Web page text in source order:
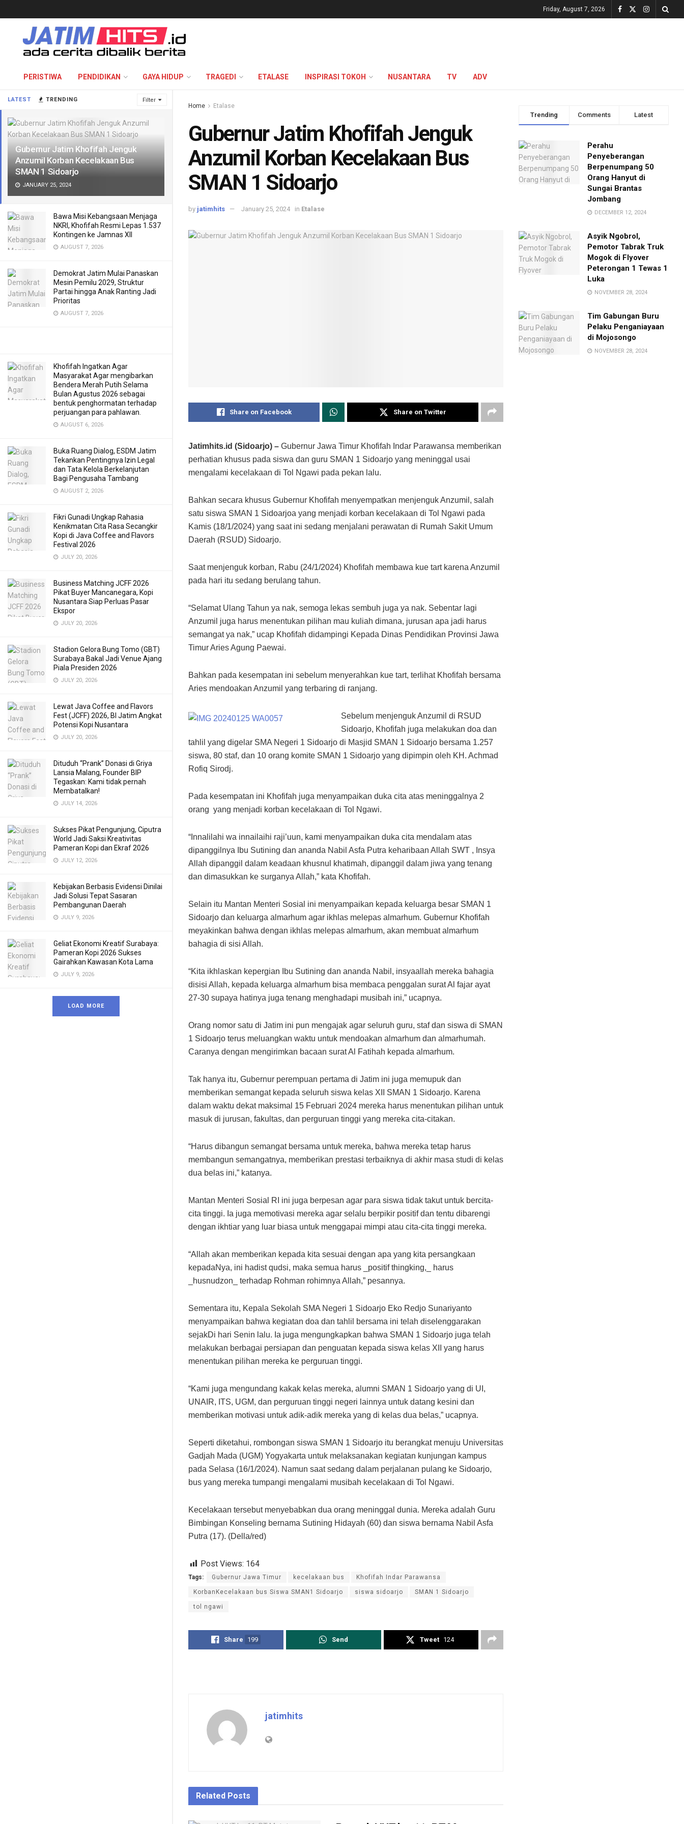
LATEST TRENDING Filter
Gubernur Jatim Khofifah Jenguk
Anzumil Korban Kecelakaan Bus
SMAN 1 Sidoarjo
JANUARY 25, 2024
Bawa Misi Kebangsaan Menjaga
NKRI, Khofifah Resmi Lepas 1.537
Kontingen ke Jamnas XII
AUGUST 7, 2026
Demokrat Jatim Mulai Panaskan
Mesin Pemilu 2029, Struktur
Partai hingga Anak Ranting Jadi
Prioritas
AUGUST 7, 2026
Khofifah Ingatkan Agar
Masyarakat Agar mengibarkan
Bendera Merah Putih Selama
Bulan Agustus 2026 sebagai
bentuk penghormatan terhadap
perjuangan para pahlawan.
AUGUST 6, 2026
Buka Ruang Dialog, ESDM Jatim
Tekankan Pentingnya Izin Legal
dan Tata Kelola Berkelanjutan
Bagi Pengusaha Tambang
AUGUST 2, 2026
Fikri Gunadi Ungkap Rahasia
Kenikmatan Cita Rasa Secangkir
Kopi di Java Coffee and Flavors
Festival 2026
JULY 20, 2026
Business Matching JCFF 2026
Pikat Buyer Mancanegara, Kopi
Nusantara Siap Perluas Pasar
Ekspor
JULY 20, 2026
Stadion Gelora Bung Tomo (GBT)
Surabaya Bakal Jadi Venue Ajang
Piala Presiden 2026
JULY 20, 2026
Lewat Java Coffee and Flavors
Fest (JCFF) 2026, BI Jatim Angkat
Potensi Kopi Nusantara
JULY 20, 2026
Dituduh “Prank” Donasi di Griya
Lansia Malang, Founder BIP
Tegaskan: Kami tidak pernah
Membatalkan!
JULY 14, 2026
Sukses Pikat Pengunjung, Ciputra
World Jadi Saksi Kreativitas
Pameran Kopi dan Ekraf 2026
JULY 12, 2026
Kebijakan Berbasis Evidensi Dinilai
Jadi Solusi Tepat Sasaran
Pembangunan Daerah
JULY 9, 2026
Geliat Ekonomi Kreatif Surabaya:
Pameran Kopi 2026 Sukses
Gairahkan Kawasan Kota Lama
JULY 9, 2026
LOAD MORE
Friday, August 7, 2026
PERISTIWA PENDIDIKAN GAYA HIDUP TRAGEDI ETALASE INSPIRASI TOKOH NUSANTARA TV ADV
Home Etalase
Gubernur Jatim Khofifah Jenguk
Anzumil Korban Kecelakaan Bus
SMAN 1 Sidoarjo
by jatimhits January 25, 2024 in Etalase
Share on Facebook Share on Twitter
Jatimhits.id (Sidoarjo) – Gubernur Jawa Timur Khofifah Indar Parawansa memberikan
perhatian khusus pada siswa dan guru SMAN 1 Sidoarjo yang meninggal usai
mengalami kecelakaan di Tol Ngawi pada pekan lalu.
Bahkan secara khusus Gubernur Khofifah menyempatkan menjenguk Anzumil, salah
satu siswa SMAN 1 Sidoarjoa yang menjadi korban kecelakaan di Tol Ngawi pada
Kamis (18/1/2024) yang saat ini sedang menjalani perawatan di Rumah Sakit Umum
Daerah (RSUD) Sidoarjo.
Saat menjenguk korban, Rabu (24/1/2024) Khofifah membawa kue tart karena Anzumil
pada hari itu sedang berulang tahun.
“Selamat Ulang Tahun ya nak, semoga lekas sembuh juga ya nak. Sebentar lagi
Anzumil juga harus menentukan pilihan mau kuliah dimana, jurusan apa jadi harus
semangat ya nak,” ucap Khofifah didampingi Kepada Dinas Pendidikan Provinsi Jawa
Timur Aries Agung Paewai.
Bahkan pada kesempatan ini sebelum menyerahkan kue tart, terlihat Khofifah bersama
Aries mendoakan Anzumil yang terbaring di ranjang.
Sebelum menjenguk Anzumil di RSUD
Sidoarjo, Khofifah juga melakukan doa dan
tahlil yang digelar SMA Negeri 1 Sidoarjo di Masjid SMAN 1 Sidoarjo bersama 1.257
siswa, 80 staf, dan 10 orang komite SMAN 1 Sidoarjo yang dipimpin oleh KH. Achmad
Rofiq Sirodj.
Pada kesempatan ini Khofifah juga menyampaikan duka cita atas meninggalnya 2
orang yang menjadi korban kecelakaan di Tol Ngawi.
“Innalilahi wa innailaihi raji’uun, kami menyampaikan duka cita mendalam atas
dipanggilnya Ibu Sutining dan ananda Nabil Asfa Putra keharibaan Allah SWT , Insya
Allah dipanggil dalam keadaan khusnul khatimah, dipanggil dalam jiwa yang tenang
dan dimasukkan ke surganya Allah,” kata Khofifah.
Selain itu Mantan Menteri Sosial ini menyampaikan kepada keluarga besar SMAN 1
Sidoarjo dan keluarga almarhum agar ikhlas melepas almarhum. Gubernur Khofifah
meyakinkan bahwa dengan ikhlas melepas almarhum, akan membuat almarhum
bahagia di sisi Allah.
“Kita ikhlaskan kepergian Ibu Sutining dan ananda Nabil, insyaallah mereka bahagia
disisi Allah, kepada keluarga almarhum bisa membaca penggalan surat Al fajar ayat
27-30 supaya hatinya juga tenang menghadapi musibah ini,” ucapnya.
Orang nomor satu di Jatim ini pun mengajak agar seluruh guru, staf dan siswa di SMAN
1 Sidoarjo terus meluangkan waktu untuk mendoakan almarhum dan almarhumah.
Caranya dengan mengirimkan bacaan surat Al Fatihah kepada almarhum.
Tak hanya itu, Gubernur perempuan pertama di Jatim ini juga memupuk dan
memberikan semangat kepada seluruh siswa kelas XII SMAN 1 Sidoarjo. Karena
dalam waktu dekat maksimal 15 Februari 2024 mereka harus menentukan pilihan untuk
masuk di jurusan, fakultas, dan perguruan tinggi yang mereka cita-citakan.
“Harus dibangun semangat bersama untuk mereka, bahwa mereka tetap harus
membangun semangatnya, memberikan prestasi terbaiknya di akhir masa studi di kelas
dua belas ini,” katanya.
Mantan Menteri Sosial RI ini juga berpesan agar para siswa tidak takut untuk bercita-
cita tinggi. Ia juga memotivasi mereka agar selalu berpikir positif dan tentu dibarengi
dengan ikhtiar yang luar biasa untuk menggapai mimpi atau cita-cita tinggi mereka.
“Allah akan memberikan kepada kita sesuai dengan apa yang kita persangkaan
kepadaNya, ini hadist qudsi, maka semua harus _positif thingking,_ harus
_husnudzon_ terhadap Rohman rohimnya Allah,” pesannya.
Sementara itu, Kepala Sekolah SMA Negeri 1 Sidoarjo Eko Redjo Sunariyanto
menyampaikan bahwa kegiatan doa dan tahlil bersama ini telah diselenggarakan
sejakDi hari Senin lalu. Ia juga mengungkapkan bahwa SMAN 1 Sidoarjo juga telah
melakukan berbagai persiapan dan penguatan kepada siswa kelas XII yang harus
menentukan pilihan mereka ke perguruan tinggi.
“Kami juga mengundang kakak kelas mereka, alumni SMAN 1 Sidoarjo yang di UI,
UNAIR, ITS, UGM, dan perguruan tinggi negeri lainnya untuk datang kesini dan
memberikan motivasi untuk adik-adik mereka yang di kelas dua belas,” ucapnya.
Seperti diketahui, rombongan siswa SMAN 1 Sidoarjo itu berangkat menuju Universitas
Gadjah Mada (UGM) Yogyakarta untuk melaksanakan kegiatan kunjungan kampus
pada Selasa (16/1/2024). Namun saat sedang dalam perjalanan pulang ke Sidoarjo,
bus yang mereka tumpangi mengalami musibah kecelakaan di Tol Ngawi.
Kecelakaan tersebut menyebabkan dua orang meninggal dunia. Mereka adalah Guru
Bimbingan Konseling bernama Sutining Hidayah (60) dan siswa bernama Nabil Asfa
Putra (17). (Della/red)
Post Views: 164
Tags: Gubernur Jawa Timur kecelakaan bus Khofifah Indar Parawansa
KorbanKecelakaan bus Siswa SMAN1 Sidoarjo siswa sidoarjo SMAN 1 Sidoarjo
tol ngawi
Share 199 Send Tweet 124
jatimhits
Related Posts
Trending Comments Latest
Perahu
Penyeberangan
Berpenumpang 50
Orang Hanyut di
Sungai Brantas
Jombang
DECEMBER 12, 2024
Asyik Ngobrol,
Pemotor Tabrak Truk
Mogok di Flyover
Peterongan 1 Tewas 1
Luka
NOVEMBER 28, 2024
Tim Gabungan Buru
Pelaku Penganiayaan
di Mojosongo
NOVEMBER 28, 2024